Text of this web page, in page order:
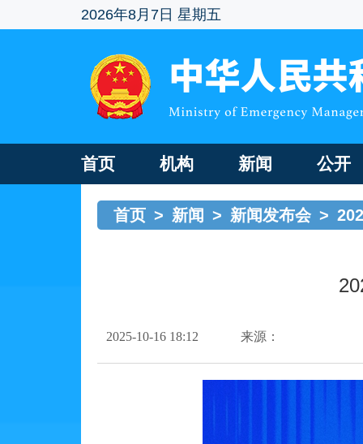
2026年8月7日 星期五
首页 机构 新闻 公开
首页 > 新闻 > 新闻发布会 >
2025-10-16 18:12 来源：